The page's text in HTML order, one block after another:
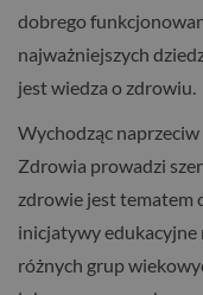
dobrego
najważniejszych
jest wiedza o zdrowiu.
Wychodząc
Zdrowia prowadzi
zdrowie jest tematem
inicjatywy edukacyjne
różnych grup